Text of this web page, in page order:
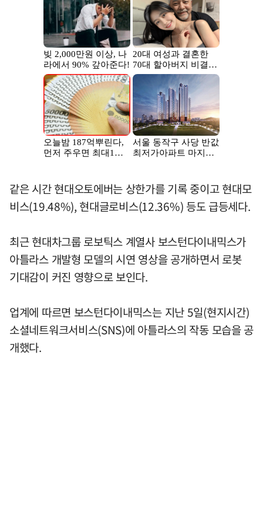
같은 시간 현대오토에버는 상한가를 기록 중이고 현대모
비스(19.48%), 현대글로비스(12.36%) 등도 급등세다.
최근 현대차그룹 로보틱스 계열사 보스턴다이내믹스가
아틀라스 개발형 모델의 시연 영상을 공개하면서 로봇
기대감이 커진 영향으로 보인다.
업계에 따르면 보스턴다이내믹스는 지난 5일(현지시간)
소셜네트워크서비스(SNS)에 아틀라스의 작동 모습을 공
개했다.